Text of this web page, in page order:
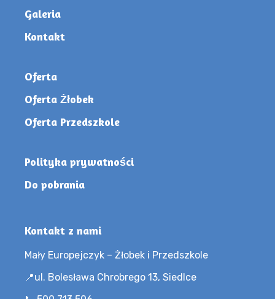
Galeria
Kontakt
Oferta
Oferta Żłobek
Oferta Przedszkole
Polityka prywatności
Do pobrania
Kontakt z nami
Mały Europejczyk – Żłobek i Przedszkole
📍ul. Bolesława Chrobrego 13, Siedlce